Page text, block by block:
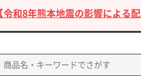
【令和8年熊本地震の影響による